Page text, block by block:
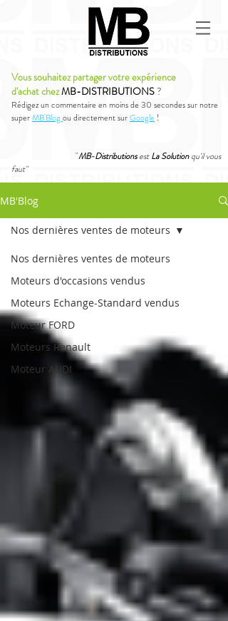
Vous souhaitez partager votre expérience
d'achat chezMB-DISTRIBUTIONS ?
Rédigez un commentaire en moins de 30 secondes sur notre
superMB'Blog ou directement surGoogle !
"MB-DistributionsestLa Solutionqu'il vous
faut"
MB'Blog
Nos dernières ventes de moteurs
Moteurs d'occasions vendus
Moteurs Echange-Standard vendus
Moteur FORD
Moteurs Renault
Moteur AUDI
Nos dernières ventes de moteurs